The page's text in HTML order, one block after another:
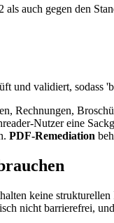
auch gegen den
und validiert,
Rechnungen,
Nutzer eine
PDF-Remediation
keine
nicht barrierefrei,